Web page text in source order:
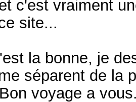
c'est vraiment
site...
la bonne, je
séparent de la
voyage a